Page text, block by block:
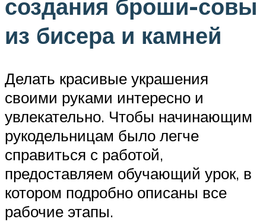
создания броши-совы
из бисера и камней
Делать красивые украшения
своими руками интересно и
увлекательно. Чтобы начинающим
рукодельницам было легче
справиться с работой,
предоставляем обучающий урок, в
котором подробно описаны все
рабочие этапы.